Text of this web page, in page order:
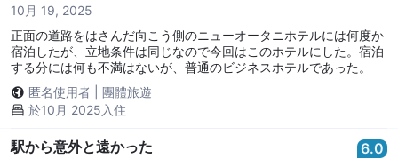
10月 19, 2025
正面の道路をはさんだ向こう側のニューオータニホテルには何度か
宿泊したが、立地条件は同じなので今回はこのホテルにした。宿泊
する分には何も不満はないが、普通のビジネスホテルであった。
匿名使用者
團體旅遊
於10月 2025入住
駅から意外と遠かった 6.0